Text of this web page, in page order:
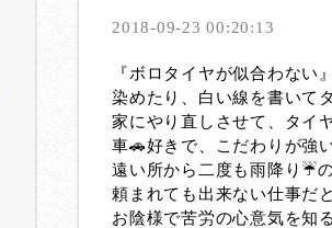
2018-09-23 00:20:13
『ボロタイヤが似合わない
染めたり、白い線を書いて
家にやり直しさせて、タイ
車🚗好きで、こだわりが強
遠い所から二度も雨降り☔️
頼まれても出来ない仕事だ
お陰様で苦労の心意気を知